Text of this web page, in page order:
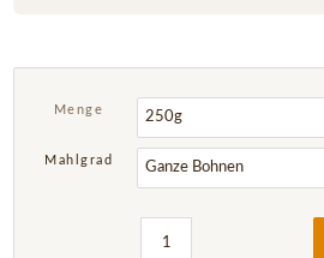
Menge
Mahlgrad